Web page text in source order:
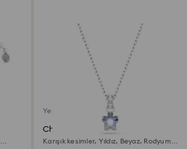
Yeni
Chroma Kolye
Karışık kesimler, Yıldız, Beyaz, Rodyum